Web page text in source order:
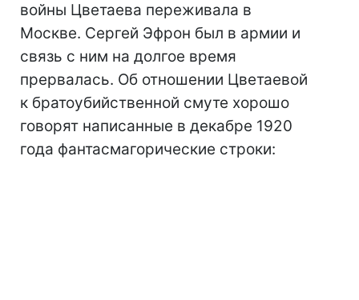
войны Цветаева переживала в
Москве. Сергей Эфрон был в армии и
связь с ним на долгое время
прервалась. Об отношении Цветаевой
к братоубийственной смуте хорошо
говорят написанные в декабре 1920
года фантасмагорические строки: